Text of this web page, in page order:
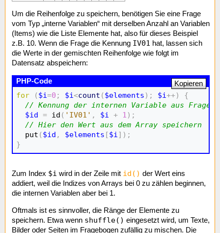
Um die Reihenfolge zu speichern, benötigen Sie eine Frage
vom Typ „interne Variablen“ mit derselben Anzahl an Variablen
(Items) wie die Liste Elemente hat, also für dieses Beispiel
z.B. 10. Wenn die Frage die Kennung IV01 hat, lassen sich
die Werte in der gemischten Reihenfolge wie folgt im
Datensatz abspeichern:
for ( $i=0 ; $i<count ( $elements ) ; $i++)
{
// Kennung der internen Variable aus Frage-
$id
= id ( 'IV01' , $i + 1 ) ;
// Hier den Wert aus dem Array speichern
  put
( $id , $elements [$i ] ) ;
}
Kopieren
Zum Index $i wird in der Zeile mit id() der Wert eins
addiert, weil die Indizes von Arrays bei 0 zu zählen beginnen,
die internen Variablen aber bei 1.
Oftmals ist es sinnvoller, die Ränge der Elemente zu
speichern. Etwa wenn shuffle() eingesetzt wird, um Texte,
Bilder oder Seiten im Fragebogen zufällig zu mischen. Die